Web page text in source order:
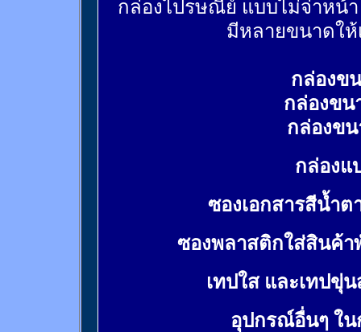
กล่องไปรษณีย์ แบบไม่จ่าหน้
มีหลายขนาดให้
กล่องข
กล่องขน
กล่องข
กล่องแ
ซองเอกสารสีน้ำต
ซองพลาสติกใส่สินค้า
เทปใส และเทปขุ่
อุปกรณ์อื่นๆ ใ